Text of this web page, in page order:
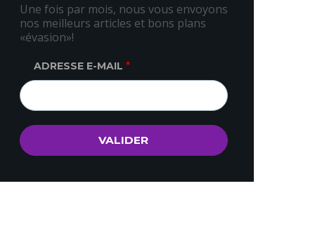
Une fois par mois, nous vous envoyons
nos meilleurs articles et bons plans
«évasion»!
ADRESSE E-MAIL